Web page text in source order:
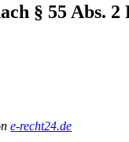
§ 55 Abs. 2
e-recht24.de